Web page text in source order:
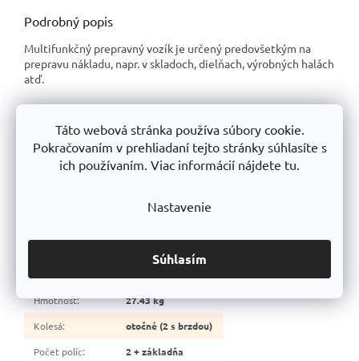
Táto webová stránka používa súbory cookie.
Pokračovaním v prehliadaní tejto stránky súhlasíte s
ich používaním. Viac informácií nájdete tu.
Nastavenie
Súhlasím
Podrobný popis
Multifunkčný prepravný vozík je určený predovšetkým na
prepravu nákladu, napr. v skladoch, dielňach, výrobných halách
atď.
Prepravný policový vozík:
oceľová konštrukcia
preglejkové dno
2 police + základňa
štyri otočné kolieska s priemerom 100 mm, dve z nich s brzdou
Dodatočné parametre
Hmotnosť:
27.43 kg
Kolesá:
otočné (2 s brzdou)
Počet políc:
2 + základňa